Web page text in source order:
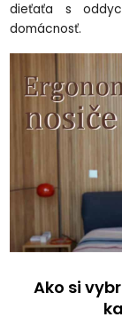
dieťaťa s
domácnosť.
Ako si